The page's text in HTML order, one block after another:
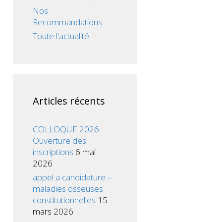
Nos
Recommandations
Toute l'actualité
Articles récents
COLLOQUE 2026 :
Ouverture des
inscriptions 6 mai
2026
appel a candidature –
maladies osseuses
constitutionnelles 15
mars 2026